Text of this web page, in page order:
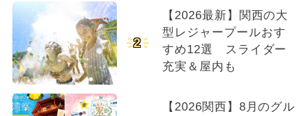
2
【2026最新】関西の大
型レジャープールおす
すめ12選 スライダー
充実＆屋内も
【2026関西】8月のグル